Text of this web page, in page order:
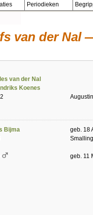
Periodieken
van der Nal
van der Nal
Koenes
Bijma
geb. 18
geb. 11